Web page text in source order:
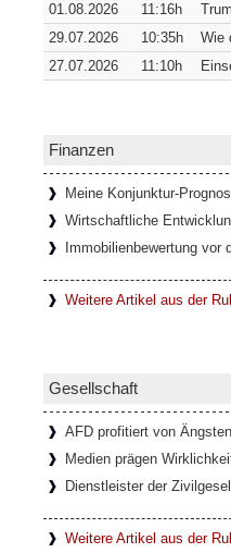
In
01.08.2026
11:16h
29.07.2026
10:35h
Wie
27.07.2026
11:10h
Finanzen
Meine Konjunktur-
Wirtschaftliche
Immobilienbewertung vor
Weitere Artikel aus der
Gesellschaft
AFD profitiert von Ängsten
Medien prägen
Dienstleister der
Weitere Artikel aus der